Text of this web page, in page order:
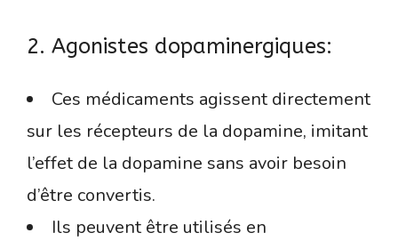
2. Agonistes dopaminergiques:
Ces médicaments agissent directement
sur les récepteurs de la dopamine, imitant
l’effet de la dopamine sans avoir besoin
d’être convertis.
Ils peuvent être utilisés en